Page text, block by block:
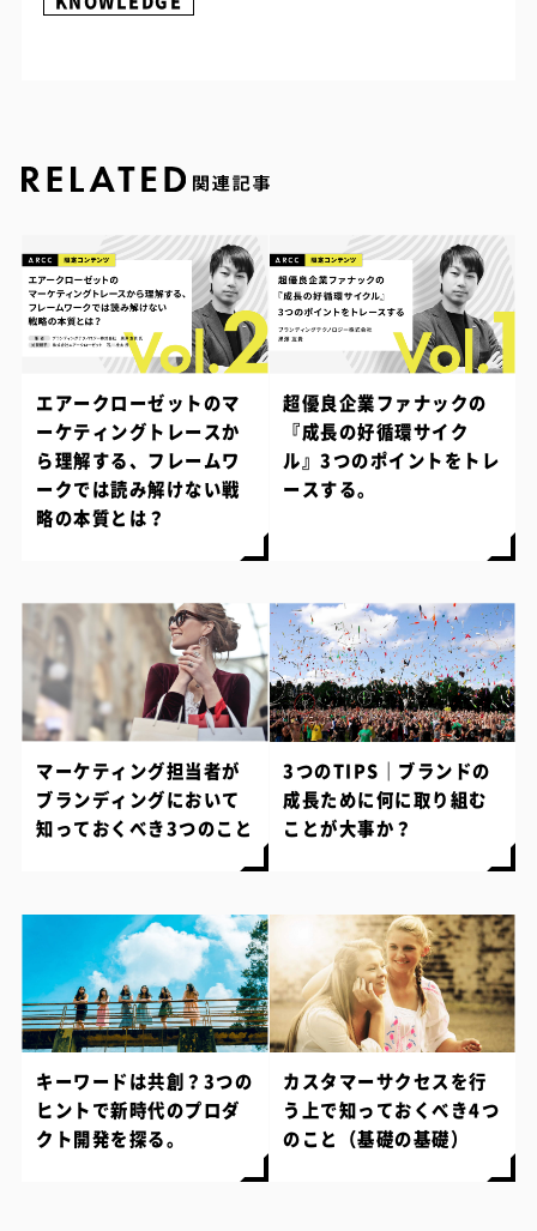
エアークローゼットのマ
ーケティングトレースか
ら理解する、フレームワ
ークでは読み解けない戦
略の本質とは？
超優良企業ファナックの
『成長の好循環サイク
ル』3つのポイントをトレ
ースする。
マーケティング担当者が
ブランディングにおいて
知っておくべき3つのこと
3つのTIPS｜ブランドの
成長ために何に取り組む
ことが大事か？
キーワードは共創？3つの
ヒントで新時代のプロダ
クト開発を探る。
カスタマーサクセスを行
う上で知っておくべき4つ
のこと（基礎の基礎）